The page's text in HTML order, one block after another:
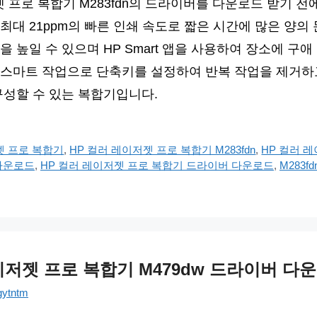
프로 복합기 M283fdn의 드라이버를 다운로드 받기 전
대 21ppm의 빠른 인쇄 속도로 짧은 시간에 많은 양의
높일 수 있으며 HP Smart 앱을 사용하여 장소에 구
마트 작업으로 단축키를 설정하여 반복 작업을 제거
할 수 있는 복합기입니다.
프로 복합기, HP 컬러 레이저젯 프로 복합기 M283fdn, HP 컬러
운로드, HP 컬러 레이저젯 프로 복합기 드라이버 다운로드,
젯 프로 복합기 M479dw 드라이버 다